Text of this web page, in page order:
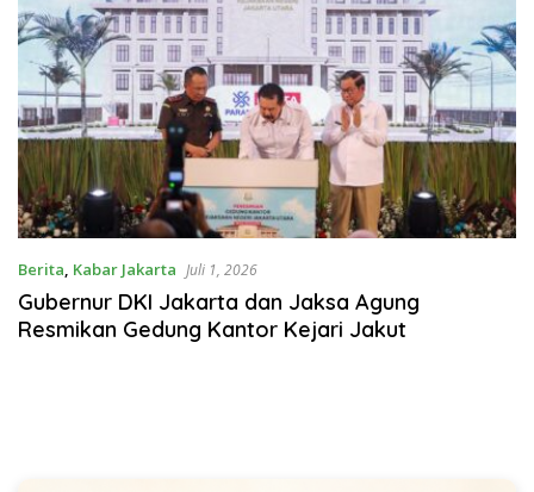
Berita, Kabar Jakarta Juli 1, 2026
Gubernur DKI Jakarta dan Jaksa Agung
Resmikan Gedung Kantor Kejari Jakut